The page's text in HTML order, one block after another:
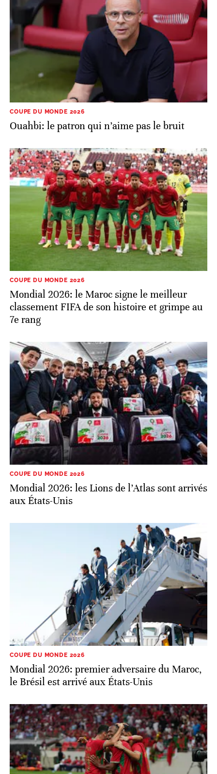
COUPE DU MONDE 2026
Ouahbi: le patron qui n’aime pas le bruit
COUPE DU MONDE 2026
Mondial 2026: le Maroc signe le meilleur
classement FIFA de son histoire et grimpe au
7e rang
COUPE DU MONDE 2026
Mondial 2026: les Lions de l’Atlas sont arrivés
aux États-Unis
COUPE DU MONDE 2026
Mondial 2026: premier adversaire du Maroc,
le Brésil est arrivé aux États-Unis